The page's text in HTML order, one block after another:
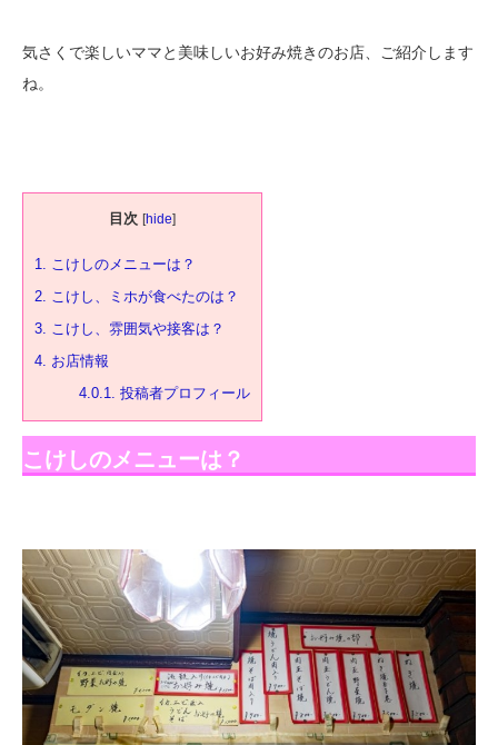
気さくで楽しいママと美味しいお好み焼きのお店、ご紹介します
ね。
目次 [hide]
1.
こけしのメニューは？
2.
こけし、ミホが食べたのは？
3.
こけし、雰囲気や接客は？
4. お店情報
4.0.1.
投稿者プロフィール
こけしのメニューは？